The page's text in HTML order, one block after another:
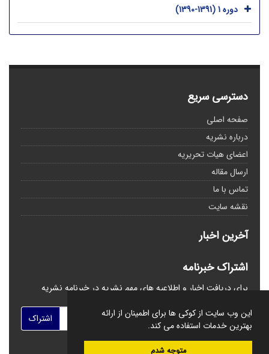
این وب سایت از کوکی ها برای اطمینان از ارائه
بهترین خدمات استفاده می کند.
متوجه شدم
دوره 1 (1391-1390)
دسترسی سریع
صفحه اصلی
درباره نشریه
اعضای هیات تحریریه
ارسال مقاله
تماس با ما
نقشه سایت
آخرین اخبار
اشتراک خبرنامه
برای دریافت اخبار و اطلاعیه های مهم نشریه در خبرنامه نشریه
اشتراک